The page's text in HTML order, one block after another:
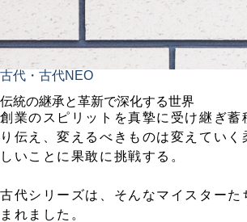
古代・古代NEO
伝統の継承と革新で深化する世界
創業のスピリットを真摯に受け継ぎ蓄
り伝え、変えるべきものは変えていく
しいことに果敢に挑戦する。
古代シリーズは、そんなマイスターた
まれました。